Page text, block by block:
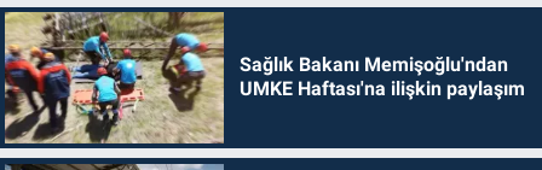
Sağlık Bakanı Memişoğlu'ndan
UMKE Haftası'na ilişkin paylaşım